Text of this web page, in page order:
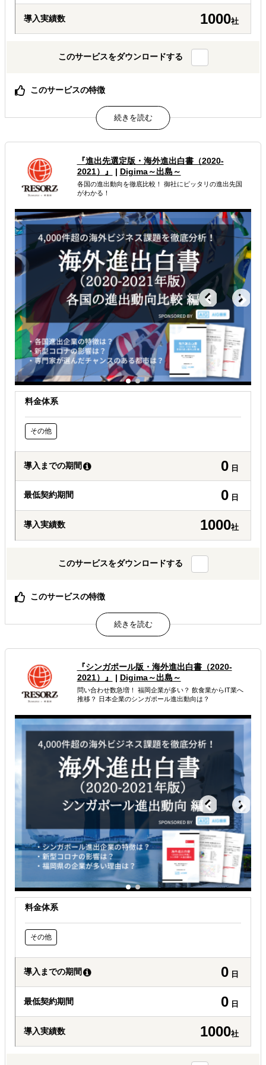
導入実績数 1000社
このサービスをダウンロードする
このサービスの特徴
外資系保険会社と協力体制のもと作成
実際に相談いただいた紹介案件4,805件を分析
500社超への独自のアンケート調査に基づいた、民間では
弊社だけが出せる海外進出企業と進出支援企業の両方が揃
属するジャンル
海外保険
解決できる課題
どの国に進出するべきか決めたい
海外におけるリスク・コストを低減したい
『進出先選定版・海外進出白書（2020-
2021）』
| Digima～出島～
各国の進出動向を徹底比較！ 御社にピッタリの進出先国
がわかる！
料金体系
その他
導入までの期間 0 日
最低契約期間 0 日
導入実績数 1000社
このサービスをダウンロードする
このサービスの特徴
実際に相談いただいた紹介案件4,805件を分析
500社超への独自のアンケート調査に基づいた、民間では
弊社だけが出せる海外進出企業と進出支援企業の両方が揃
ったデータである
属するジャンル
海外市場調査・マーケティング 企業調査・与信調査
解決できる課題
どの国に進出するべきか決めたい
『シンガポール版・海外進出白書（2020-
2021）』
| Digima～出島～
問い合わせ数急増！ 福岡企業が多い？ 飲食業からIT業へ
推移？ 日本企業のシンガポール進出動向は？
料金体系
その他
導入までの期間 0 日
最低契約期間 0 日
導入実績数 1000社